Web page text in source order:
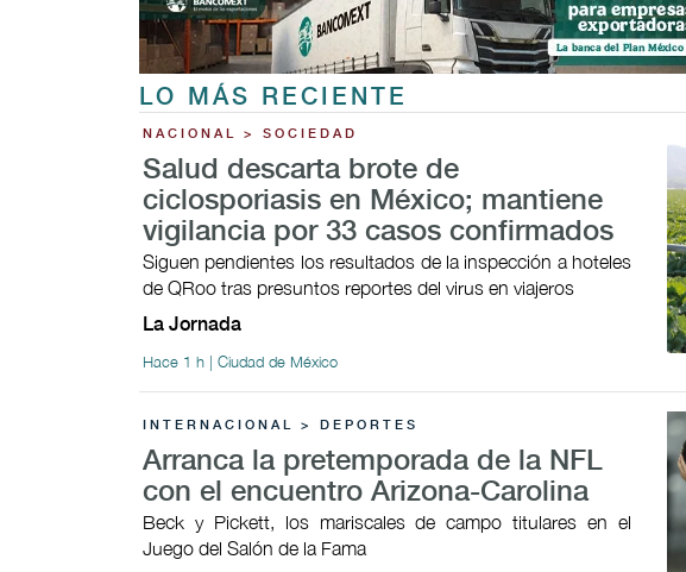
LO MÁS RECIENTE
NACIONAL > SOCIEDAD
Salud descarta brote de
ciclosporiasis en México; mantiene
vigilancia por 33 casos confirmados
Siguen pendientes los resultados de la inspección a hoteles
de QRoo tras presuntos reportes del virus en viajeros
La Jornada
Hace 1 h | Ciudad de México
INTERNACIONAL > DEPORTES
Arranca la pretemporada de la NFL
con el encuentro Arizona-Carolina
Beck y Pickett, los mariscales de campo titulares en el
Juego del Salón de la Fama